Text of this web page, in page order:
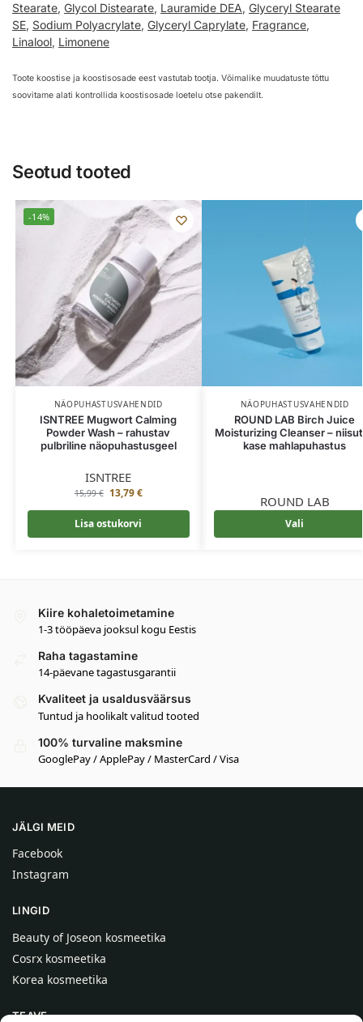
Stearate, Glycol Distearate, Lauramide DEA, Glyceryl Stearate
SE, Sodium Polyacrylate, Glyceryl Caprylate, Fragrance,
Linalool, Limonene
Toote koostise ja koostisosade eest vastutab tootja. Võimalike muudatuste tõttu
soovitame alati kontrollida koostisosade loetelu otse pakendilt.
Seotud tooted
-14%
NÄOPUHASTUSVAHENDID
ISNTREE Mugwort Calming
Powder Wash – rahustav
pulbriline näopuhastusgeel
ISNTREE
15,99€ 13,79€
Lisa ostukorvi
NÄOPUHASTUSVAHENDID
ROUND LAB Birch Juice
Moisturizing Cleanser –
kase mahlapuhastus
ROUND LAB
Vali
Kiire kohaletoimetamine
1-3 tööpäeva jooksul kogu Eestis
Raha tagastamine
14-päevane tagastusgarantii
Kvaliteet ja usaldusväärsus
Tuntud ja hoolikalt valitud tooted
100% turvaline maksmine
GooglePay / ApplePay / MasterCard / Visa
JÄLGI MEID
Facebook
Instagram
LINGID
Beauty of Joseon kosmeetika
Cosrx kosmeetika
Korea kosmeetika
TEAVE